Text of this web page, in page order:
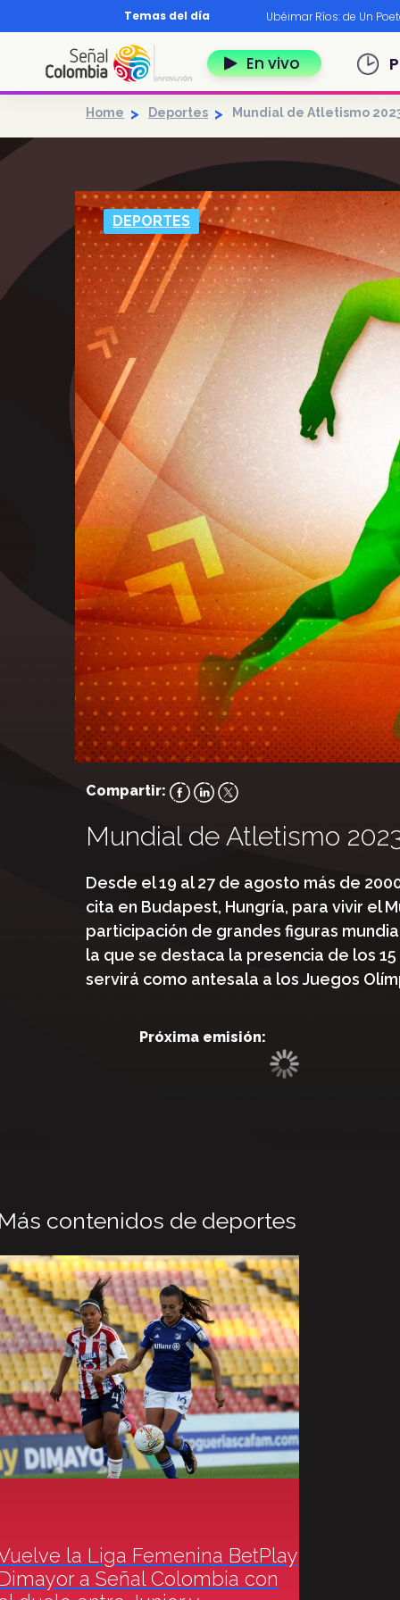
Pasar al contenido principal
Temas del día
Diccionario nariñense | Murió Leo Dan Ubéimar Ríos: de Un
En vivo Navegación
Home Deportes Mundial de Atletismo
DEPORTES
Compartir:
Mundial de Atletismo
Desde el 19 al 27 de agosto más de
cita en Budapest, Hungría, para vivir el
participación de grandes figuras
la que se destaca la presencia de los
servirá como antesala a los Juegos
Próxima emisión:
contenidos de deportes
la Liga Femenina BetPlay
a Señal Colombia con